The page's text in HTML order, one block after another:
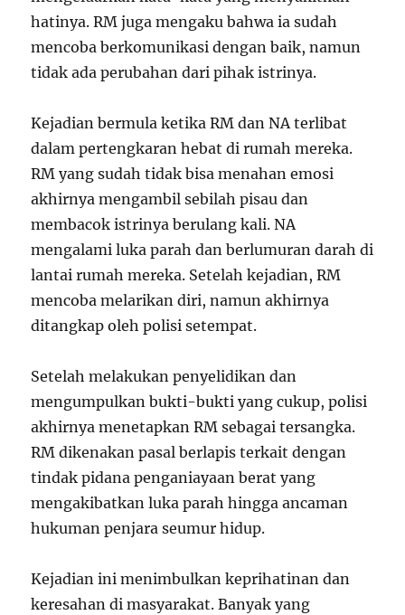
hatinya. RM juga mengaku bahwa ia sudah
mencoba berkomunikasi dengan baik, namun
tidak ada perubahan dari pihak istrinya.
Kejadian bermula ketika RM dan NA terlibat
dalam pertengkaran hebat di rumah mereka.
RM yang sudah tidak bisa menahan emosi
akhirnya mengambil sebilah pisau dan
membacok istrinya berulang kali. NA
mengalami luka parah dan berlumuran darah di
lantai rumah mereka. Setelah kejadian, RM
mencoba melarikan diri, namun akhirnya
ditangkap oleh polisi setempat.
Setelah melakukan penyelidikan dan
mengumpulkan bukti-bukti yang cukup, polisi
akhirnya menetapkan RM sebagai tersangka.
RM dikenakan pasal berlapis terkait dengan
tindak pidana penganiayaan berat yang
mengakibatkan luka parah hingga ancaman
hukuman penjara seumur hidup.
Kejadian ini menimbulkan keprihatinan dan
keresahan di masyarakat. Banyak yang